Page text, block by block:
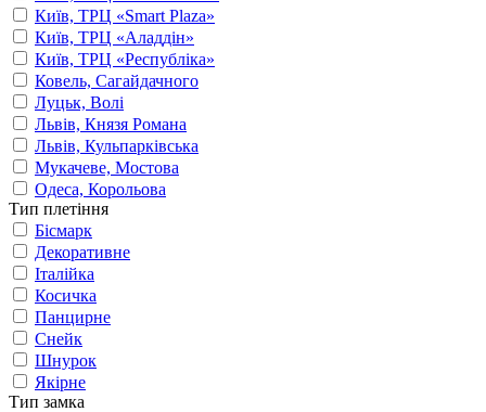
Київ, ТРЦ «Smart Plaza»
Київ, ТРЦ «Аладдін»
Київ, ТРЦ «Республіка»
Ковель, Сагайдачного
Луцьк, Волі
Львів, Князя Романа
Львів, Кульпарківська
Мукачеве, Мостова
Одеса, Корольова
Тип плетіння
Бісмарк
Декоративне
Італійка
Косичка
Панцирне
Снейк
Шнурок
Якірне
Тип замка